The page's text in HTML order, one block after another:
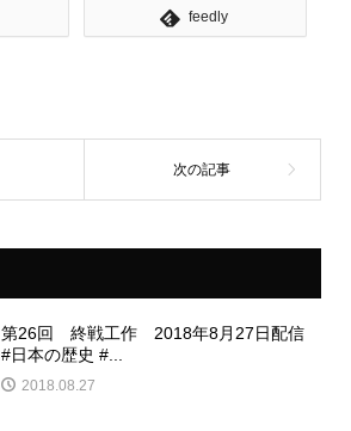
feedly
第26回 終戦工作 2018年8月27日配信
#日本の歴史 #...
2018.08.27